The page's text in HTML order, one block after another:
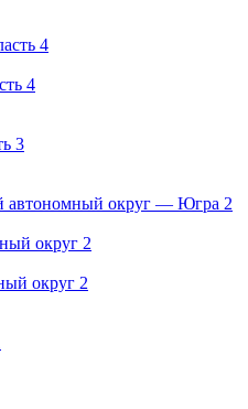
4
4
3
автономный округ — Югра 2
округ 2
округ 2